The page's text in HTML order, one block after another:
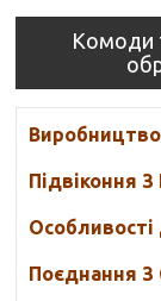
Комоди
Виробництво
Підвіконня
Особливості
Поєднання З